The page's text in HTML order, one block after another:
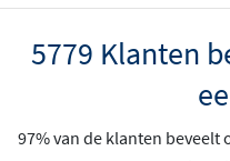
5779 Klanten
97% van de klanten beveelt